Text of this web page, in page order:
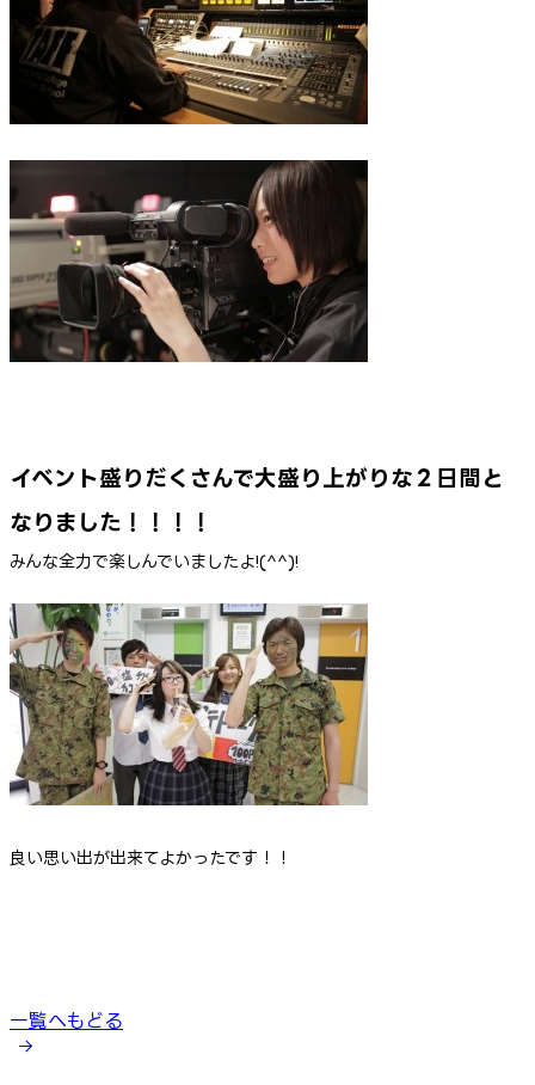
イベント盛りだくさんで大盛り上がりな２日間と
なりました！！！！
みんな全力で楽しんでいましたよ!(^^)!
良い思い出が出来てよかったです！！
一覧へもどる